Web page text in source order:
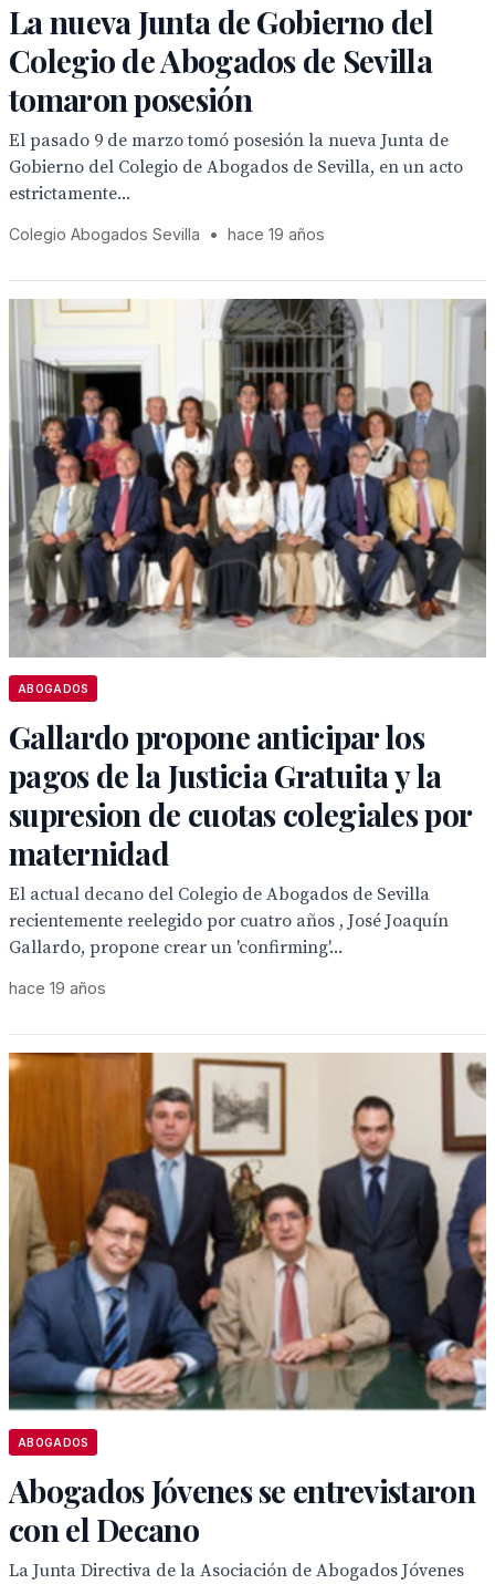
La nueva Junta de Gobierno del
Colegio de Abogados de Sevilla
tomaron posesión
El pasado 9 de marzo tomó posesión la nueva Junta de
Gobierno del Colegio de Abogados de Sevilla, en un acto
estrictamente...
Colegio Abogados Sevilla • hace 19 años
ABOGADOS
Gallardo propone anticipar los
pagos de la Justicia Gratuita y la
supresion de cuotas colegiales por
maternidad
El actual decano del Colegio de Abogados de Sevilla
recientemente reelegido por cuatro años , José Joaquín
Gallardo, propone crear un 'confirming'...
hace 19 años
ABOGADOS
Abogados Jóvenes se entrevistaron
con el Decano
La Junta Directiva de la Asociación de Abogados Jóvenes